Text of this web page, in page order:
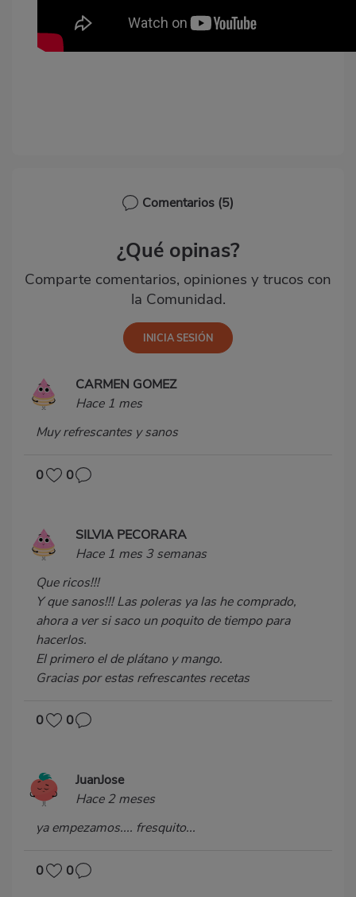
Comentarios (5)
¿Qué opinas?
Comparte comentarios, opiniones y trucos con
la Comunidad.
CARMEN GOMEZ
Hace 1 mes
Muy refrescantes y sanos
0 0
SILVIA PECORARA
Hace 1 mes 3 semanas
Que ricos!!!
Y que sanos!!! Las poleras ya las he comprado,
ahora a ver si saco un poquito de tiempo para
hacerlos.
El primero el de plátano y mango.
Gracias por estas refrescantes recetas
0 0
JuanJose
Hace 2 meses
ya empezamos.... fresquito...
0 0